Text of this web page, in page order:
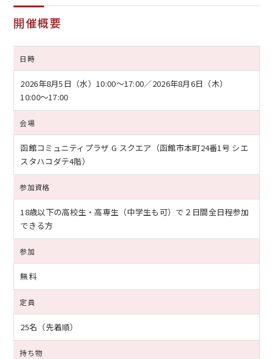
開催概要
日時
2026年8月5日（水） 10:00〜17:00／2026年8月6日（木）
10:00〜17:00
会場
函館コミュニティプラザ G スクエア（函館市本町24番1号 シエ
スタハコダテ4階）
参加資格
18歳以下の高校生・高専生（中学生も可）で２日間全日程参加
できる方
参加
無料
定員
25名（先着順）
持ち物